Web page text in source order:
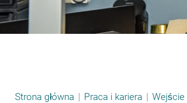
Strona główna Praca i kariera